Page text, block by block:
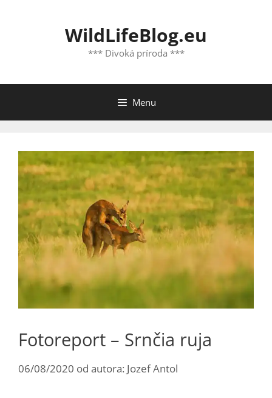
WildLifeBlog.eu
*** Divoká príroda ***
Menu
Fotoreport – Srnčia ruja
06/08/2020 od autora: Jozef Antol